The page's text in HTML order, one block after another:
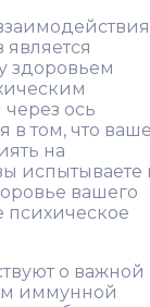
здоровьем
ось
в том, что
на
испытываете
вашего
психическое
о важной
иммунной